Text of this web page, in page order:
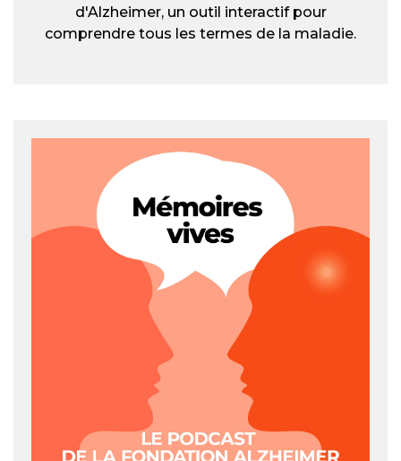
d'Alzheimer, un outil interactif pour
comprendre tous les termes de la maladie.